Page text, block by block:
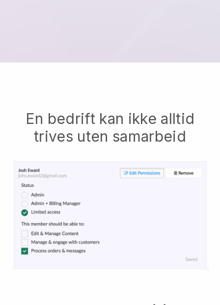
En bedrift kan ikke alltid
trives uten samarbeid